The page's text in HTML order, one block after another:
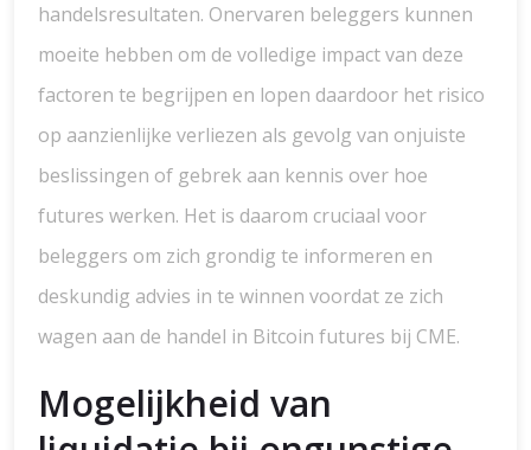
handelsresultaten. Onervaren beleggers kunnen
moeite hebben om de volledige impact van deze
factoren te begrijpen en lopen daardoor het risico
op aanzienlijke verliezen als gevolg van onjuiste
beslissingen of gebrek aan kennis over hoe
futures werken. Het is daarom cruciaal voor
beleggers om zich grondig te informeren en
deskundig advies in te winnen voordat ze zich
wagen aan de handel in Bitcoin futures bij CME.
Mogelijkheid van